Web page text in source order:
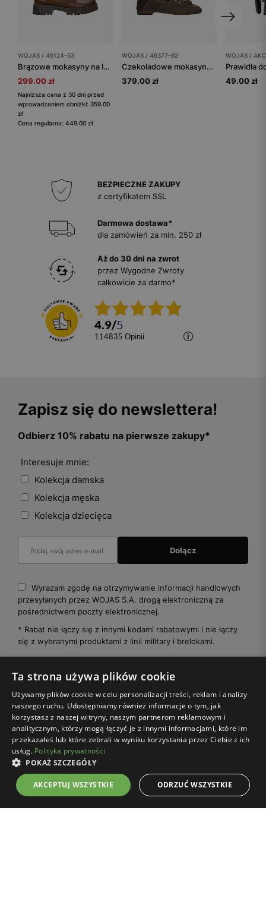
WOJAS / 46124-53
Brązowe mokasyny na lekkiej podeszwie
299.00 zł
Najniższa cena z 30 dni przed
wprowadzeniem obniżki: 359.00
zł
Cena regularna: 449.00 zł
WOJAS / 46377-62
Czekoladowe mokasyny damskie z wędzidłem i frędzlem
379.00 zł
WOJAS /
49.00 zł
BEZPIECZNE ZAKUPY
z certyfikatem SSL
Darmowa dostawa*
dla zamówień za min. 250 zł
Aż do 30 dni na zwrot
przez Wygodne Zwroty
całkowicie za darmo*
4.9/5
114835 opinii
Zapisz się do newslettera!
Odbierz 10% rabatu na pierwsze zakupy*
Interesuje mnie:
Kolekcja damska
Kolekcja męska
Kolekcja dziecięca
Wyrażam zgodę na otrzymywanie informacji handlowych
przesyłanych przez WOJAS S.A. drogą elektroniczną za
pośrednictwem poczty elektronicznej.
* Rabat nie łączy się z innymi kodami rabatowymi i nie łączy
się z wybranymi produktami z linii military i brelokami.
Administratorem Twoich danych osobowych przetwarzanych w
związku z wysyłką newslettera jest Wojas S.A. Więcej informacji na
temat zasad przetwarzania danych, w tym przysługujących Ci praw,
znajdziesz w Polityce prywatności:rozwiń
Zakupy on-line
Ta strona używa plików cookie
Używamy plików cookie w celu personalizacji treści, reklam i analizy
naszego ruchu. Udostępniamy również informacje o tym, jak
korzystasz z naszej witryny, naszym partnerom reklamowym i
analitycznym, którzy mogą łączyć je z innymi informacjami, które im
przekazałeś lub które zebrali w wyniku korzystania przez Ciebie z ich
usług. Polityka prywatności
POKAŻ SZCZEGÓŁY
AKCEPTUJ WSZYSTKIE ODRZUĆ WSZYSTKIE